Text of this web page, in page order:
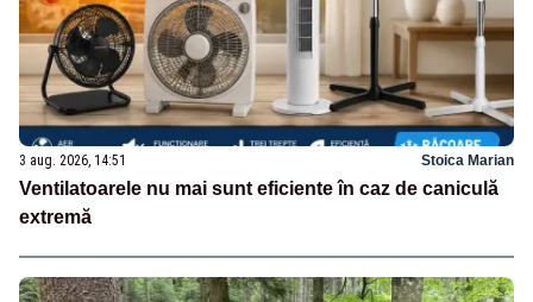
3 aug. 2026, 14:51 Stoica Marian
Ventilatoarele nu mai sunt eficiente în caz de caniculă
extremă